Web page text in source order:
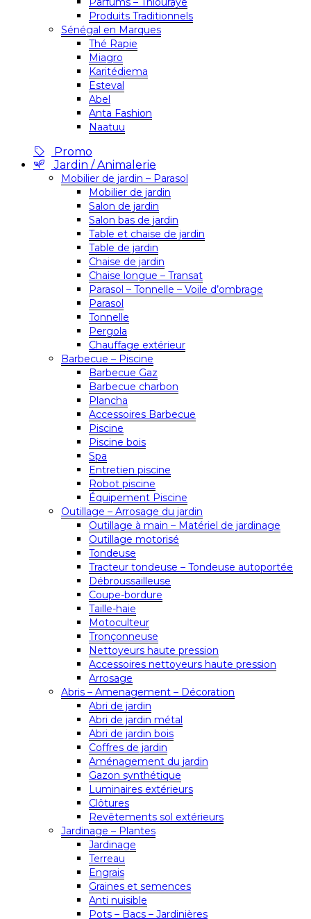
Produits Traditionnels
Sénégal en Marques
Thé Rapie
Miagro
Karitédiema
Esteval
Abel
Anta Fashion
Naatuu
Promo
Jardin / Animalerie
Mobilier de jardin – Parasol
Mobilier de jardin
Salon de jardin
Salon bas de jardin
Table et chaise de jardin
Table de jardin
Chaise de jardin
Chaise longue – Transat
Parasol – Tonnelle – Voile d’ombrage
Parasol
Tonnelle
Pergola
Chauffage extérieur
Barbecue – Piscine
Barbecue Gaz
Barbecue charbon
Plancha
Accessoires Barbecue
Piscine
Piscine bois
Spa
Entretien piscine
Robot piscine
Équipement Piscine
Outillage – Arrosage du jardin
Outillage à main – Matériel de jardinage
Outillage motorisé
Tondeuse
Tracteur tondeuse – Tondeuse autoportée
Débroussailleuse
Coupe-bordure
Taille-haie
Motoculteur
Tronçonneuse
Nettoyeurs haute pression
Accessoires nettoyeurs haute pression
Arrosage
Abris – Amenagement – Décoration
Abri de jardin
Abri de jardin métal
Abri de jardin bois
Coffres de jardin
Aménagement du jardin
Gazon synthétique
Luminaires extérieurs
Clôtures
Revêtements sol extérieurs
Jardinage – Plantes
Jardinage
Terreau
Engrais
Graines et semences
Anti nuisible
Pots – Bacs – Jardinières